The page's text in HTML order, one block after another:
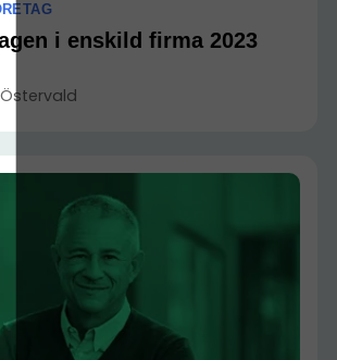
i enskild firma 2023